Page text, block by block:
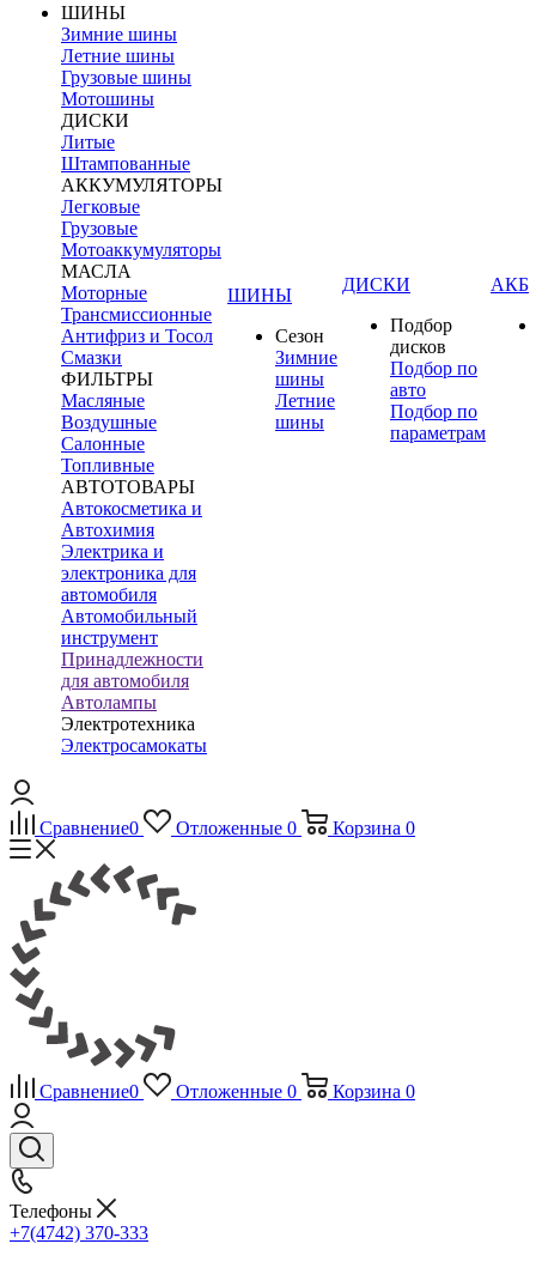
ШИНЫ
Зимние шины
Летние шины
Грузовые шины
Мотошины
ДИСКИ
Литые
Штампованные
АККУМУЛЯТОРЫ
Легковые
Грузовые
Мотоаккумуляторы
МАСЛА
Моторные
Трансмиссионные
Антифриз и Тосол
Смазки
ФИЛЬТРЫ
Масляные
Воздушные
Салонные
Топливные
АВТОТОВАРЫ
Автокосметика и
Автохимия
Электрика и
электроника для
автомобиля
Автомобильный
инструмент
Принадлежности
для автомобиля
Автолампы
Электротехника
Электросамокаты
ШИНЫ
Сезон
Зимние
шины
Летние
шины
ДИСКИ
Подбор
дисков
Подбор по
авто
Подбор по
параметрам
АКБ
Сравнение0 Отложенные 0 Корзина 0
Сравнение0 Отложенные 0 Корзина 0
Телефоны
+7(4742) 370-333